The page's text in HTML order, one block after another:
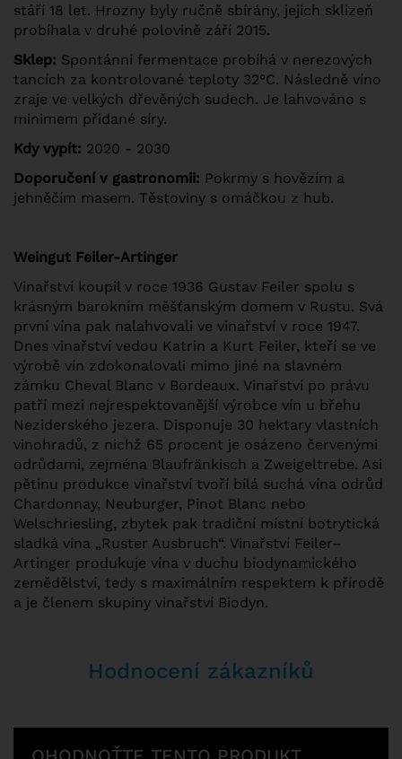
stáří 18 let. Hrozny byly ručně sbírány, jejich sklizeň
probíhala v druhé polovině září 2015.
Sklep: Spontánní fermentace probíhá v nerezových
tancích za kontrolované teploty 32°C. Následně víno
zraje ve velkých dřevěných sudech. Je lahvováno s
minimem přidané síry.
Kdy vypít: 2020 - 2030
Doporučení v gastronomii: Pokrmy s hovězím a
jehněčím masem. Těstoviny s omáčkou z hub.
Weingut Feiler-Artinger
Vinařství koupil v roce 1936 Gustav Feiler spolu s
krásným barokním měšťanským domem v Rustu. Svá
první vína pak nalahvovali ve vinařství v roce 1947.
Dnes vinařství vedou Katrin a Kurt Feiler, kteří se ve
výrobě vín zdokonalovali mimo jiné na slavném
zámku Cheval Blanc v Bordeaux. Vinařství po právu
patří mezi nejrespektovanější výrobce vín u břehu
Neziderského jezera. Disponuje 30 hektary vlastních
vinohradů, z nichž 65 procent je osázeno červenými
odrůdami, zejména Blaufränkisch a Zweigeltrebe. Asi
pětinu produkce vinařství tvoří bílá suchá vína odrůd
Chardonnay, Neuburger, Pinot Blanc nebo
Welschriesling, zbytek pak tradiční místní botrytická
sladká vína „Ruster Ausbruch“. Vinařství Feiler–
Artinger produkuje vína v duchu biodynamického
zemědělství, tedy s maximálním respektem k přírodě
a je členem skupiny vinařství Biodyn.
Hodnocení zákazníků